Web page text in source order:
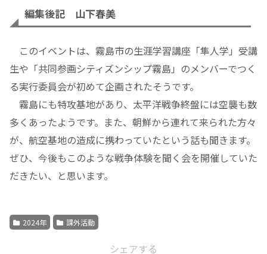
編集後記 山下春美
このイベントは、霧島市の生涯学習講座「隼人学」受講
生や「共同参画シティズンシップ霧島」のメンバーでつく
る実行委員会が初めて企画されたそうです。
霧島にも特攻基地があり、太平洋戦争終盤には空襲も数
多くあったようです。また、朝鮮から連れて来られた方々
が、航空基地の造成に携わっていたという話も聞きます。
ぜひ、今後もこのような戦争体験を聞く会を開催していた
だきたい、と思います。
2024年 課外活動
シェアする